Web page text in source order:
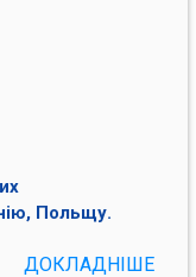
Польщу.
ДОКЛАДНІШЕ